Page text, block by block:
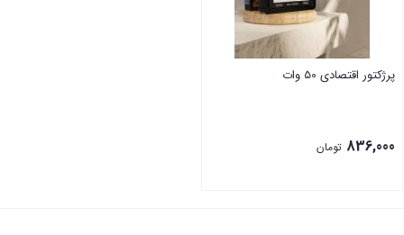
پرژکتور اقتصادی 50 وات
836,000 تومان